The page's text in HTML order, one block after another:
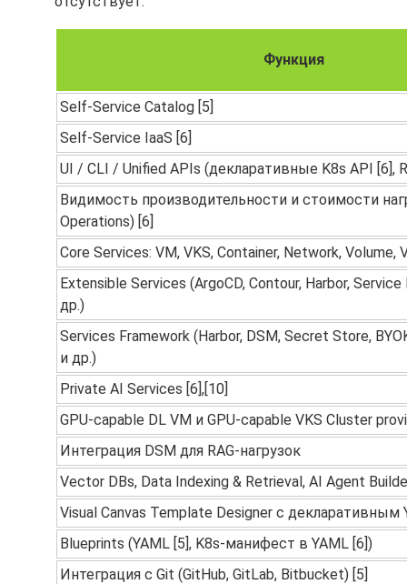
Функция
Self-Service Catalog [5]
Self-Service IaaS [6]
UI / CLI / Unified APIs (декларативные K8s API [6],
Видимость производительности и стоимости
Operations) [6]
Core Services: VM, VKS, Container, Network, Volume,
Extensible Services (ArgoCD, Contour, Harbor,
др.)
Services Framework (Harbor, DSM, Secret Store,
и др.)
Private AI Services [6],[10]
GPU-capable DL VM и GPU-capable VKS Cluster
Интеграция DSM для RAG-нагрузок
Vector DBs, Data Indexing & Retrieval, AI Agent
Visual Canvas Template Designer с декларативным
Blueprints (YAML [5], K8s-манифест в YAML [6])
Интеграция с Git (GitHub, GitLab, Bitbucket) [5]